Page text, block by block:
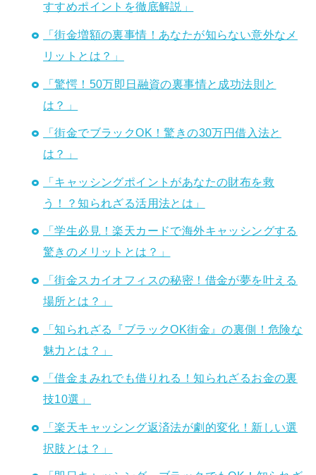
すすめポイントを徹底解説」
「街金増額の裏事情！あなたが知らない意外なメ
リットとは？」
「驚愕！50万即日融資の裏事情と成功法則と
は？」
「街金でブラックOK！驚きの30万円借入法と
は？」
「キャッシングポイントがあなたの財布を救
う！？知られざる活用法とは」
「学生必見！楽天カードで海外キャッシングする
驚きのメリットとは？」
「街金スカイオフィスの秘密！借金が夢を叶える
場所とは？」
「知られざる『ブラックOK街金』の裏側！危険な
魅力とは？」
「借金まみれでも借りれる！知られざるお金の裏
技10選」
「楽天キャッシング返済法が劇的変化！新しい選
択肢とは？」